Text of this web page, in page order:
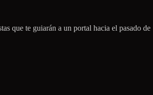
que te guiarán a un portal hacia el pasado de